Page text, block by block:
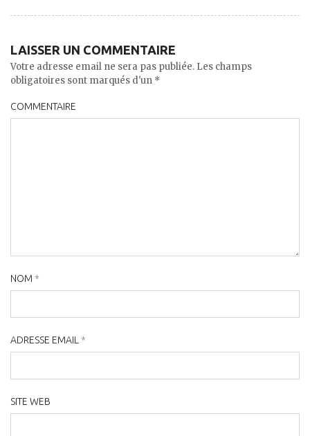
LAISSER UN COMMENTAIRE
Votre adresse email ne sera pas publiée. Les champs
obligatoires sont marqués d'un *
COMMENTAIRE
NOM *
ADRESSE EMAIL *
SITE WEB